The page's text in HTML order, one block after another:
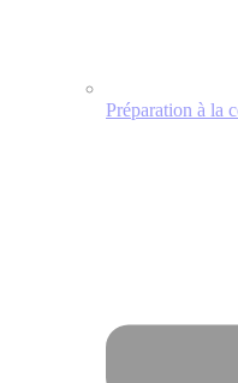
Préparation à la